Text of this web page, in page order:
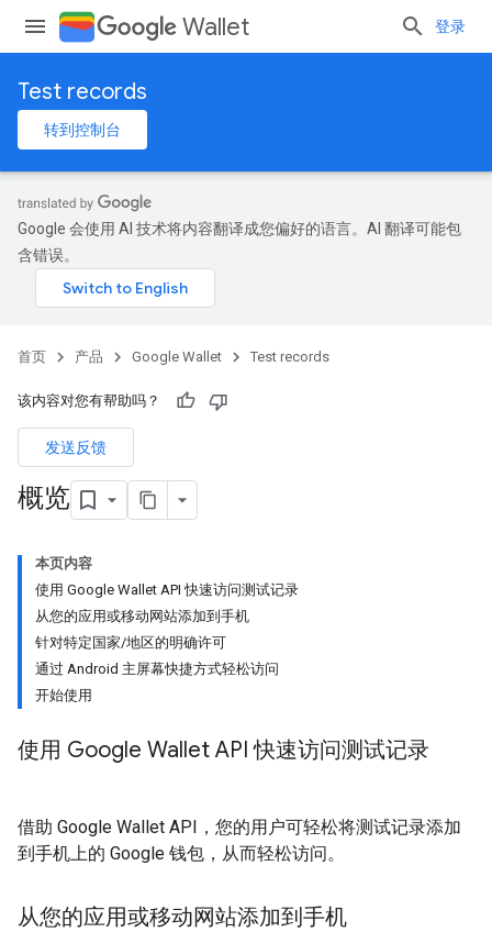
Wallet 登录
Test records
转到控制台
Google 会使用 AI 技术将内容翻译成您偏好的语言。AI 翻译可能包
含错误。
首页 产品 Google Wallet Test records
该内容对您有帮助吗？
发送反馈
概览
本页内容
使用 Google Wallet API 快速访问测试记录
从您的应用或移动网站添加到手机
针对特定国家/地区的明确许可
通过 Android 主屏幕快捷方式轻松访问
开始使用
使用 Google Wallet API 快速访问测试记录
借助 Google Wallet API，您的用户可轻松将测试记录添加
到手机上的 Google 钱包，从而轻松访问。
从您的应用或移动网站添加到手机